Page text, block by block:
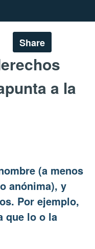
Share
a la
(a menos
anónima), y
Por ejemplo,
que lo o la